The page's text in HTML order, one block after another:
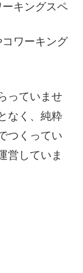
キングスペ
ワーキング
っていませ
なく、純粋
つくってい
営していま